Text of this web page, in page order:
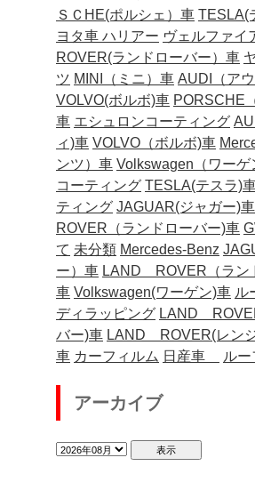
ＳＣHE(ポルシェ）車 TESLA(
ヨタ車 ハリアー ヴェルファイ
ROVER(ランドローバー）車
ツ MINI（ミニ）車 AUDI（ア
VOLVO(ボルボ)車 PORSCHE
車 エシュロンコーティング
ィ)車 VOLVO（ボルボ)車
ンツ）車 Volkswagen（ワーゲ
コーティング TESLA(テスラ)
ティング JAGUAR(ジャガー)車
ROVER（ランドローバー)車
て 未分類 Mercedes-Benz
ー）車 LAND ROVER（ラン
車 Volkswagen(ワーゲン)車 ル
ディラッピング LAND
バー)車 LAND ROVER(レンジ
車 カーフィルム 日産車 ル
アーカイブ